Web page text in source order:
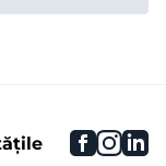
de snorkel